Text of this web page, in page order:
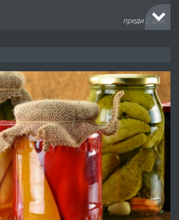
преди 2 дни
АПАРТАМЕНТ В ЦЕНТЪРА НА ГР.
ХАСКОВО
преди 3 дни
Давам гараж под наем
преди 3 дни
№4120 Магазин/Офис под наем в кв.